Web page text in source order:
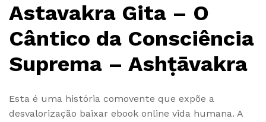
Astavakra Gita – O
Cântico da Consciência
Suprema – Ashṭāvakra
Esta é uma história comovente que expõe a
desvalorização baixar ebook online vida humana. A